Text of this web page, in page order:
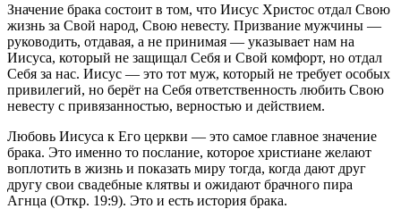
Значение брака состоит в том, что Иисус Христос отдал Свою
жизнь за Свой народ, Свою невесту. Призвание мужчины —
руководить, отдавая, а не принимая — указывает нам на
Иисуса, который не защищал Себя и Свой комфорт, но отдал
Себя за нас. Иисус — это тот муж, который не требует особых
привилегий, но берёт на Себя ответственность любить Свою
невесту с привязанностью, верностью и действием.
Любовь Иисуса к Его церкви — это самое главное значение
брака. Это именно то послание, которое христиане желают
воплотить в жизнь и показать миру тогда, когда дают друг
другу свои свадебные клятвы и ожидают брачного пира
Агнца (Откр. 19:9). Это и есть история брака.